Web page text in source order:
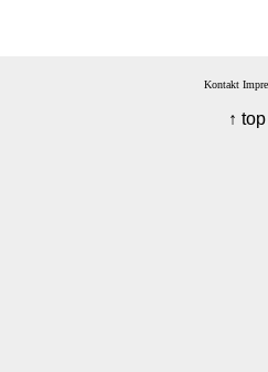
Kontakt
↑ top